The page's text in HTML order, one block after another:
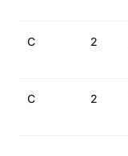
C 2
C 2